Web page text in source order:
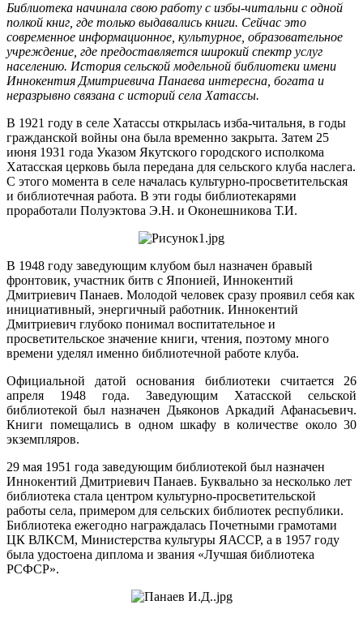
Библиотека начинала свою работу с избы-читальни с одной
полкой книг, где только выдавались книги. Сейчас это
современное информационное, культурное, образовательное
учреждение, где предоставляется широкий спектр услуг
населению. История сельской модельной библиотеки имени
Иннокентия Дмитриевича Панаева интересна, богата и
неразрывно связана с историй села Хатассы.
В 1921 году в селе Хатассы открылась изба-читальня, в годы
гражданской войны она была временно закрыта. Затем 25
июня 1931 года Указом Якутского городского исполкома
Хатасская церковь была передана для сельского клуба наслега.
С этого момента в селе началась культурно-просветительская
и библиотечная работа. В эти годы библиотекарями
проработали Полуэктова Э.Н. и Оконешникова Т.И.
В 1948 году заведующим клубом был назначен бравый
фронтовик, участник битв с Японией, Иннокентий
Дмитриевич Панаев. Молодой человек сразу проявил себя как
инициативный, энергичный работник. Иннокентий
Дмитриевич глубоко понимал воспитательное и
просветительское значение книги, чтения, поэтому много
времени уделял именно библиотечной работе клуба.
Официальной датой основания библиотеки считается 26
апреля 1948 года. Заведующим Хатасской сельской
библиотекой был назначен Дьяконов Аркадий Афанасьевич.
Книги помещались в одном шкафу в количестве около 30
экземпляров.
29 мая 1951 года заведующим библиотекой был назначен
Иннокентий Дмитриевич Панаев. Буквально за несколько лет
библиотека стала центром культурно-просветительской
работы села, примером для сельских библиотек республики.
Библиотека ежегодно награждалась Почетными грамотами
ЦК ВЛКСМ, Министерства культуры ЯАССР, а в 1957 году
была удостоена диплома и звания «Лучшая библиотека
РСФСР».